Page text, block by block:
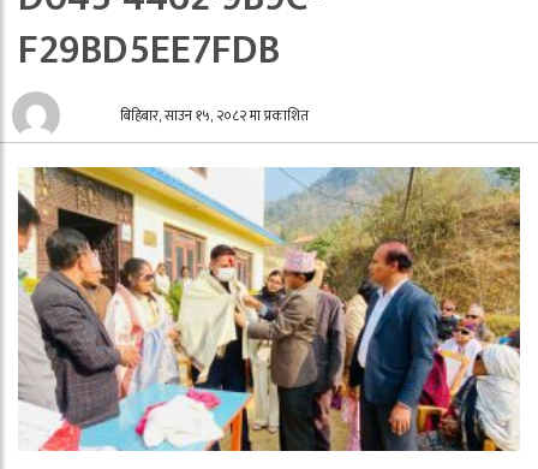
F29BD5EE7FDB
बिहिबार, साउन १५, २०८२ मा प्रकाशित